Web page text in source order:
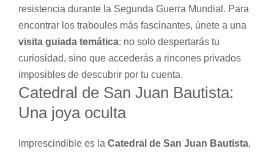
resistencia durante la Segunda Guerra Mundial. Para
encontrar los traboules más fascinantes, únete a una
visita guiada temática: no solo despertarás tu
curiosidad, sino que accederás a rincones privados
imposibles de descubrir por tu cuenta.
Catedral de San Juan Bautista:
Una joya oculta
Imprescindible es la Catedral de San Juan Bautista,